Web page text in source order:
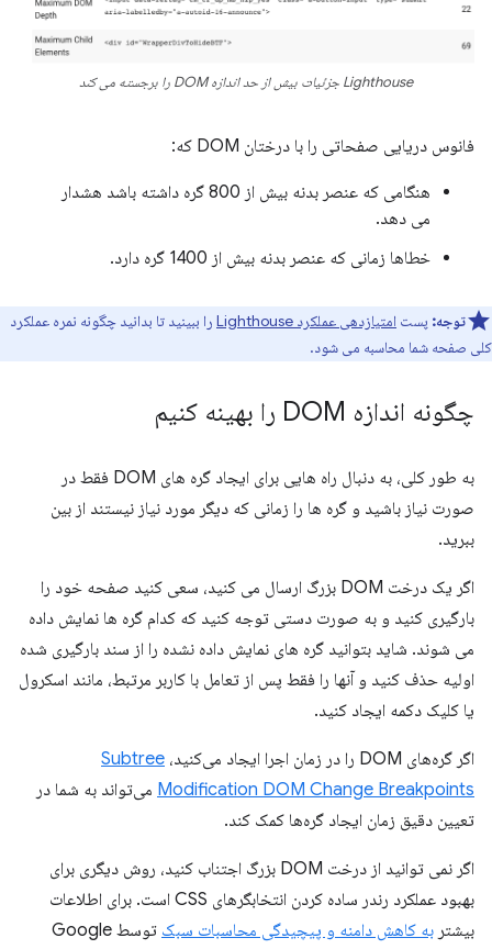
Lighthouse جزئیات بیش از حد اندازه DOM را برجسته می کند
فانوس دریایی صفحاتی را با درختان DOM که:
هنگامی که عنصر بدنه بیش از 800 گره داشته باشد هشدار
می دهد.
خطاها زمانی که عنصر بدنه بیش از 1400 گره دارد.
توجه: پست امتیازدهی عملکرد Lighthouse
را ببینید تا بدانید چگونه نمره عملکرد
کلی صفحه شما محاسبه می شود.
چگونه اندازه DOM را بهینه کنیم
به طور کلی، به دنبال راه هایی برای ایجاد گره های DOM فقط در
صورت نیاز باشید و گره ها را زمانی که دیگر مورد نیاز نیستند از بین
ببرید.
اگر یک درخت DOM بزرگ ارسال می کنید، سعی کنید صفحه خود را
بارگیری کنید و به صورت دستی توجه کنید که کدام گره ها نمایش داده
می شوند. شاید بتوانید گره های نمایش داده نشده را از سند بارگیری شده
اولیه حذف کنید و آنها را فقط پس از تعامل با کاربر مرتبط، مانند اسکرول
یا کلیک دکمه ایجاد کنید.
اگر گره‌های DOM را در زمان اجرا ایجاد می‌کنید،
Subtree
Modification DOM Change Breakpoints می‌تواند به شما در
تعیین دقیق زمان ایجاد گره‌ها کمک کند.
اگر نمی توانید از درخت DOM بزرگ اجتناب کنید، روش دیگری برای
بهبود عملکرد رندر ساده کردن انتخابگرهای CSS است. برای اطلاعات
بیشتر به کاهش دامنه و پیچیدگی محاسبات سبک
توسط Google